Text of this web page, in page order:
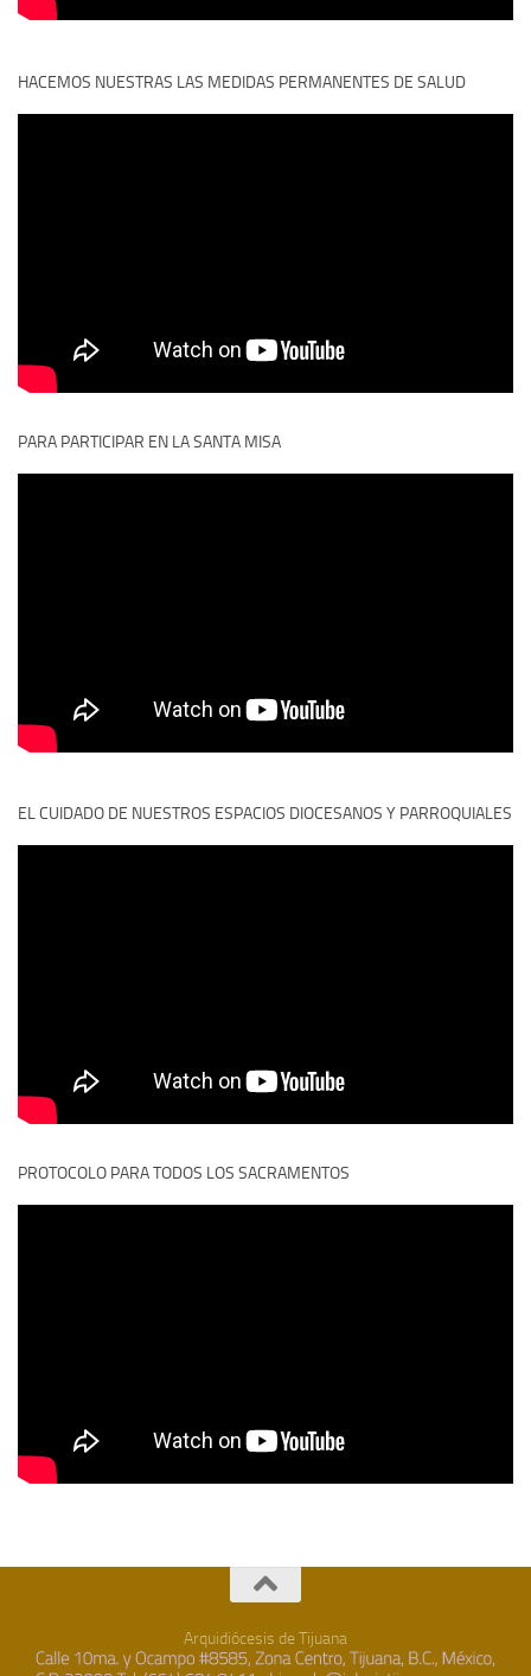
HACEMOS NUESTRAS LAS MEDIDAS PERMANENTES DE SALUD
PARA PARTICIPAR EN LA SANTA MISA
EL CUIDADO DE NUESTROS ESPACIOS DIOCESANOS Y PARROQUIALES
PROTOCOLO PARA TODOS LOS SACRAMENTOS
Arquidiócesis de Tijuana